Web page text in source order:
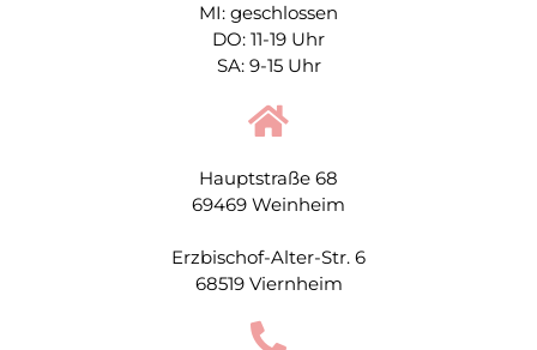
MI: geschlossen
DO: 11-19 Uhr
SA: 9-15 Uhr
Hauptstraße 68
69469 Weinheim
Erzbischof-Alter-Str. 6
68519 Viernheim